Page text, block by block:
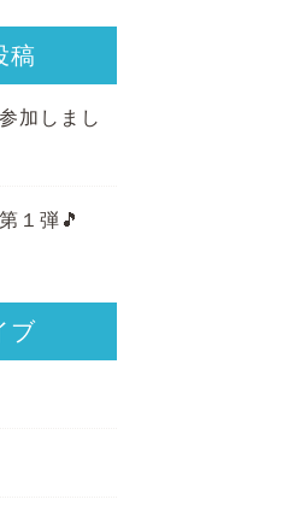
稿
加しまし
１弾🎵
ブ